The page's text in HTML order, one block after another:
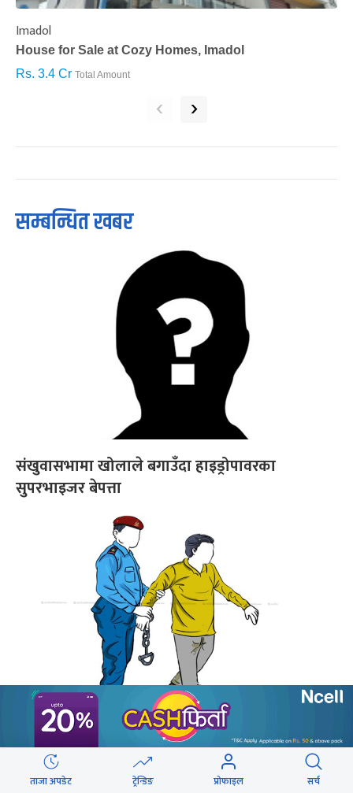
Imadol
House for Sale at Cozy Homes, Imadol
Rs. 3.4 Cr Total Amount
‹ ›
सम्बन्धित खबर
संखुवासभामा खोलाले बगाउँदा हाइड्रोपावरका
सुपरभाइजर बेपत्ता
मुग्लिन बजारबाट २० किलो चरेससहित २ जना पक्राउ
ताजा अपडेट ट्रेन्डिङ प्रोफाइल सर्च